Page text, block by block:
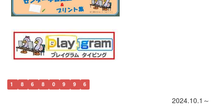
1 8 6 8 0 9 9 6
2024.10.1～